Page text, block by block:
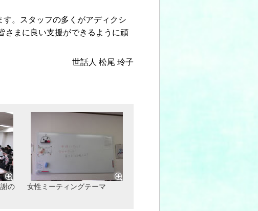
。スタッフの多くがアディクシ
さまに良い支援ができるように頑
世話人 松尾 玲子
の
女性ミーティングテーマ